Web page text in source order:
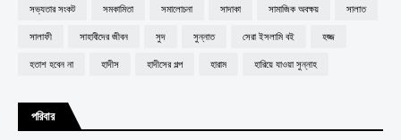
সভ্যতার সংকট
সমকামিতা সমালোচনা সাদাকা সামাজিক অবক্ষয়
সালাত
সালাফী
সাহাবীদের জীবন সুদ সুন্নাত সেরা ইসলামি বই
হজ্জ
হতাশ হবেন না
হাদীস হাদীসের গল্প হারাম হারিয়ে যাওয়া সুন্নাহ
পরিবার